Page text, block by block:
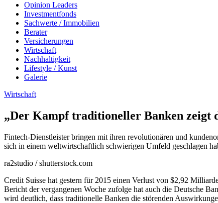
Opinion Leaders
Investmentfonds
Sachwerte / Immobilien
Berater
Versicherungen
Wirtschaft
Nachhaltigkeit
Lifestyle / Kunst
Galerie
Wirtschaft
„Der Kampf traditioneller Banken zeigt
Fintech-Dienstleister bringen mit ihren revolutionären und
sich in einem weltwirtschaftlich schwierigen Umfeld geschlagen
ra2studio / shutterstock.com
Credit Suisse hat gestern für 2015 einen Verlust von $2,92
Bericht der vergangenen Woche zufolge hat auch die Deutsche
wird deutlich, dass traditionelle Banken die störenden